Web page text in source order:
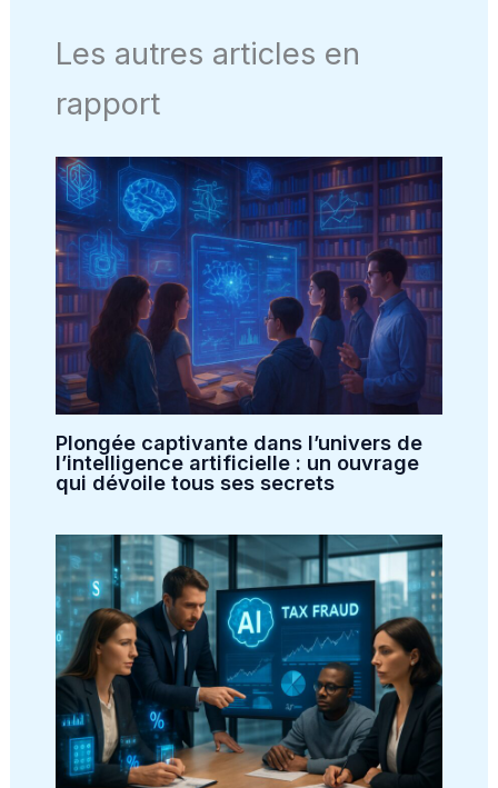
Les autres articles en
rapport
Plongée captivante dans l’univers de
l’intelligence artificielle : un ouvrage
qui dévoile tous ses secrets